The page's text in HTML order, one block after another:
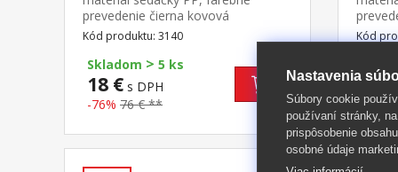
prevedenie čierna kovová
konštrukcia, nohy masív, výška sedu
46 cm vhodná kombinácia so stolmi
UNO a QUATRO
Kód produktu: 3140
Skladom > 5 ks
18 € s DPH
-76% 76 € **
Kód
18 €
-76%
Nastavenia
Súbory cookie
používaní stránky,
prispôsobenie
osobné údaje